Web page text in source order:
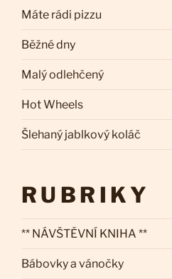
Máte rádi pizzu
Běžné dny
Malý odlehčený
Hot Wheels
Šlehaný jablkový koláč
RUBRIKY
** NÁVŠTĚVNÍ KNIHA **
Bábovky a vánočky